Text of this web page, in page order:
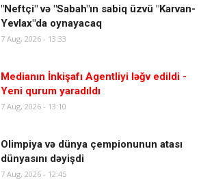
"Neftçi" və "Sabah"ın sabiq üzvü "Karvan-
Yevlax"da oynayacaq
7 Aug, 2026 - 13:33
Medianın İnkişafı Agentliyi ləğv edildi -
Yeni qurum yaradıldı
7 Aug, 2026 - 13:10
Olimpiya və dünya çempionunun atası
dünyasını dəyişdi
7 Aug, 2026 - 12:45